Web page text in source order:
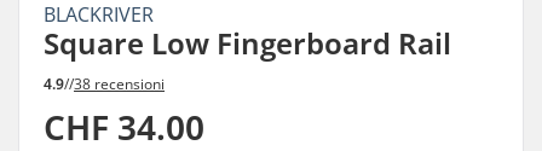
BLACKRIVER
Square Low Fingerboard Rail
4.9//38 recensioni
CHF 34.00